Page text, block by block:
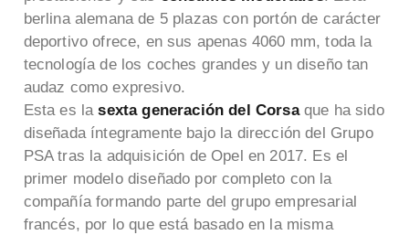
berlina alemana de 5 plazas con portón de carácter
deportivo ofrece, en sus apenas 4060 mm, toda la
tecnología de los coches grandes y un diseño tan
audaz como expresivo.
Esta es lasexta generación del Corsaque ha sido
diseñada íntegramente bajo la dirección del Grupo
PSA tras la adquisición de Opel en 2017. Es el
primer modelo diseñado por completo con la
compañía formando parte del grupo empresarial
francés, por lo que está basado en la misma